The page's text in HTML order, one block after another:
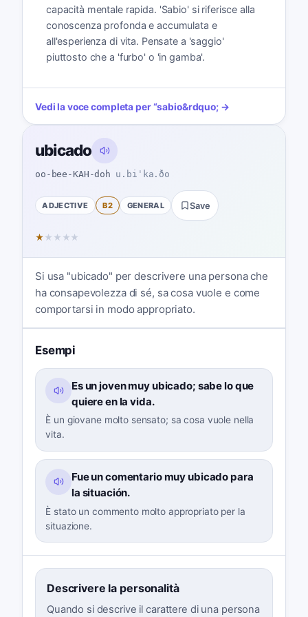
capacità mentale rapida. 'Sabio' si riferisce alla
conoscenza profonda e accumulata e
all'esperienza di vita. Pensate a 'saggio'
piuttosto che a 'furbo' o 'in gamba'.
Vedi la voce completa per“sabio&rdquo; →
ubicado
oo-bee-KAH-doh u.biˈka.ðo
ADJECTIVE B2 GENERAL Save
★ ★ ★ ★ ★
Si usa "ubicado" per descrivere una persona che
ha consapevolezza di sé, sa cosa vuole e come
comportarsi in modo appropriato.
Esempi
Es un joven muy ubicado; sabe lo que
quiere en la vida.
È un giovane molto sensato; sa cosa vuole nella
vita.
Fue un comentario muy ubicado para
la situación.
È stato un commento molto appropriato per la
situazione.
Descrivere la personalità
Quando si descrive il carattere di una persona